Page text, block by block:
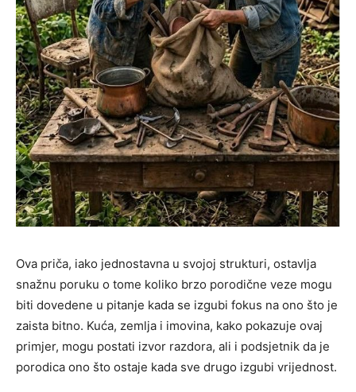
Ova priča, iako jednostavna u svojoj strukturi, ostavlja
snažnu poruku o tome koliko brzo porodične veze mogu
biti dovedene u pitanje kada se izgubi fokus na ono što je
zaista bitno. Kuća, zemlja i imovina, kako pokazuje ovaj
primjer, mogu postati izvor razdora, ali i podsjetnik da je
porodica ono što ostaje kada sve drugo izgubi vrijednost.